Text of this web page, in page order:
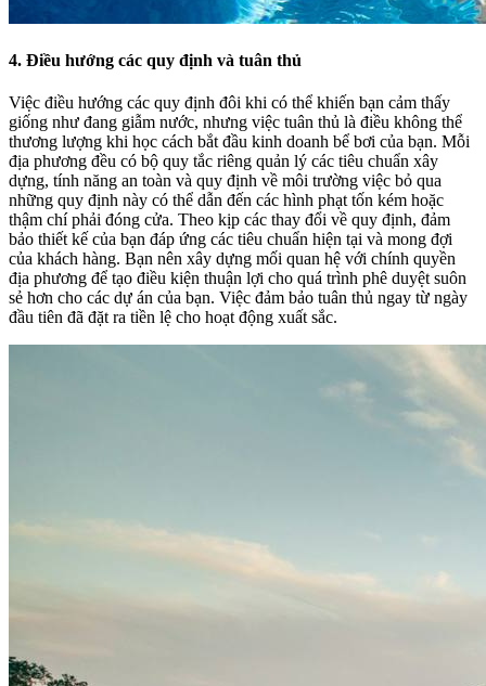
4. Điều hướng các quy định và tuân thủ
Việc điều hướng các quy định đôi khi có thể khiến bạn cảm thấy
giống như đang giẫm nước, nhưng việc tuân thủ là điều không thể
thương lượng khi học cách bắt đầu kinh doanh bể bơi của bạn. Mỗi
địa phương đều có bộ quy tắc riêng quản lý các tiêu chuẩn xây
dựng, tính năng an toàn và quy định về môi trường việc bỏ qua
những quy định này có thể dẫn đến các hình phạt tốn kém hoặc
thậm chí phải đóng cửa. Theo kịp các thay đổi về quy định, đảm
bảo thiết kế của bạn đáp ứng các tiêu chuẩn hiện tại và mong đợi
của khách hàng. Bạn nên xây dựng mối quan hệ với chính quyền
địa phương để tạo điều kiện thuận lợi cho quá trình phê duyệt suôn
sẻ hơn cho các dự án của bạn. Việc đảm bảo tuân thủ ngay từ ngày
đầu tiên đã đặt ra tiền lệ cho hoạt động xuất sắc.